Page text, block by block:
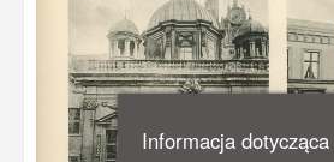
Informacja